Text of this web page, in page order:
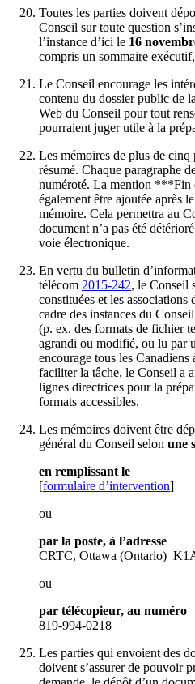
Toutes les parties doivent
Conseil sur toute question
l’instance d’ici le 16
compris un sommaire
Le Conseil encourage les
contenu du dossier public de
Web du Conseil pour tout
pourraient juger utile à la
Les mémoires de plus de
résumé. Chaque paragraphe
numéroté. La mention
également être ajoutée après
mémoire. Cela permettra au
document n’a pas été
voie électronique.
En vertu du bulletin
télécom 2015-242, le Conseil
constituées et les associations
cadre des instances du
(p. ex. des formats de fichier
agrandi ou modifié, ou lu par
encourage tous les
faciliter la tâche, le Conseil a
lignes directrices pour la
formats accessibles.
Les mémoires doivent être
général du Conseil selon une
en remplissant le
[formulaire d’intervention]
ou
par la poste, à l’adresse
CRTC, Ottawa (Ontario)
ou
par télécopieur, au numéro
819-994-0218
Les parties qui envoient des
doivent s’assurer de pouvoir